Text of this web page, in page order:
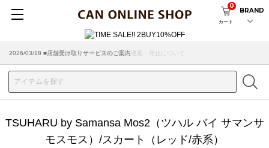
カート
0
BRAND
2026/07/29 ■【お知らせ】ヤマト運輸の配送遅延・停止について
2026/03/18 ■店舗受け取りサービスのご案内
TSUHARU by Samansa Mos2（ツハル バイ サマンサ
モスモス）/スカート（レッド/赤系）